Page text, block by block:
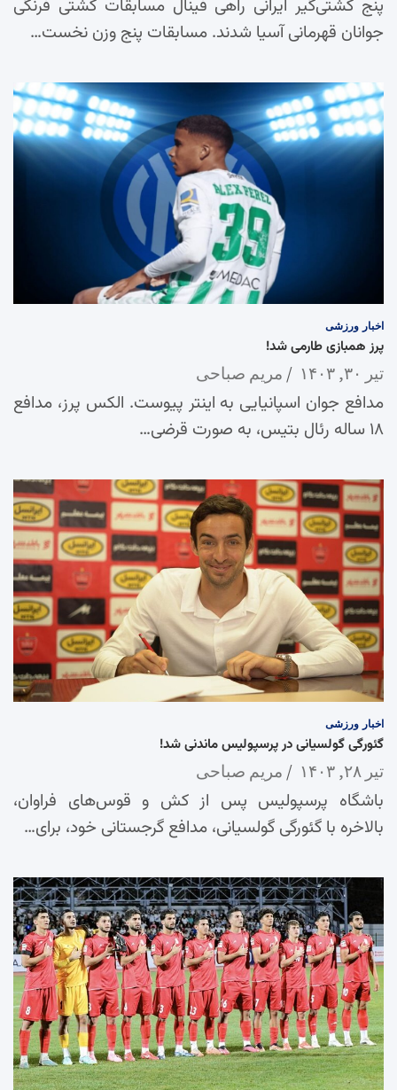
پنج کشتی‌گیر ایرانی راهی فینال مسابقات کشتی فرنگی
جوانان قهرمانی آسیا شدند. مسابقات پنج وزن نخست…
اخبار ورزشی
پرز همبازی طارمی شد!
تیر ۳۰, ۱۴۰۳ مریم صباحی
مدافع جوان اسپانیایی به اینتر پیوست. الکس پرز، مدافع
۱۸ ساله رئال بتیس، به صورت قرضی…
اخبار ورزشی
گئورگی گولسیانی در پرسپولیس ماندنی شد!
تیر ۲۸, ۱۴۰۳ مریم صباحی
باشگاه پرسپولیس پس از کش و قوس‌های فراوان،
بالاخره با گئورگی گولسیانی، مدافع گرجستانی خود، برای…